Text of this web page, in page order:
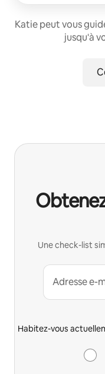
Katie peut vous
jusqu'à
Une check-list
Adresse e-
Habitez-vous